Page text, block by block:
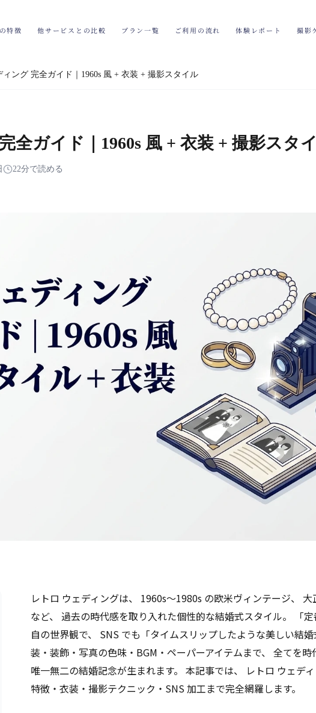
特徴 他サービスとの比較 プラン一覧 ご利用の流れ 体験レポート 撮影
ィング 完全ガイド｜1960s 風 + 衣装 + 撮影スタイル
全ガイド｜1960s 風 + 衣装 + 撮影スタ
22分で読める
レトロ ウェディングは、 1960s〜1980s の欧米ヴィンテージ、
など、 過去の時代感を取り入れた個性的な結婚式スタイル。 「
自の世界観で、 SNS でも「タイムスリップしたような美しい結
装・装飾・写真の色味・BGM・ペーパーアイテムまで、 全てを時
唯一無二の結婚記念が生まれます。 本記事では、 レトロ ウェデ
特徴・衣装・撮影テクニック・SNS 加工まで完全網羅します。